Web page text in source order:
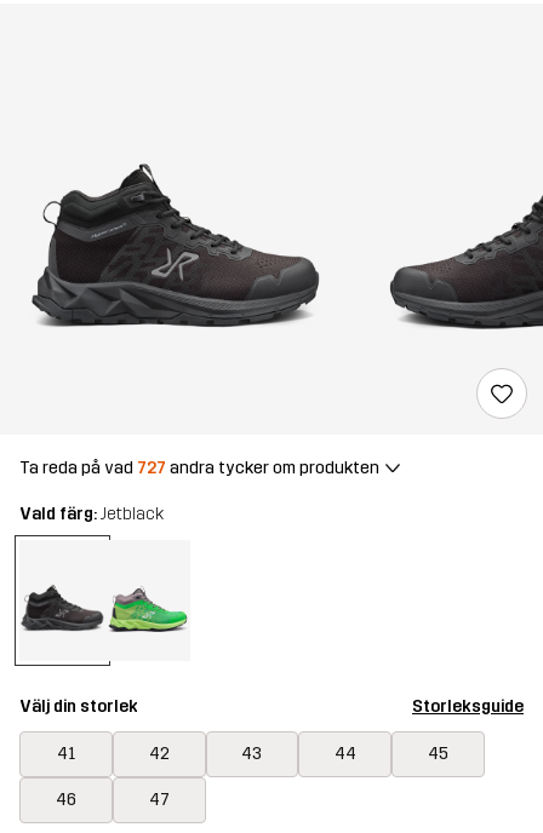
Ta reda på vad 727 andra tycker om produkten
Vald färg:Jetblack
Välj din storlek Storleksguide
41 42 43 44 45
46 47